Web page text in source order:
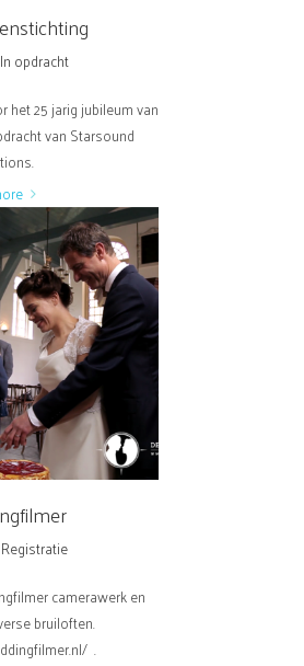
In opdracht
het 25 jarig jubileum van
van Starsound
Registratie
camerawerk en
bruiloften.
.